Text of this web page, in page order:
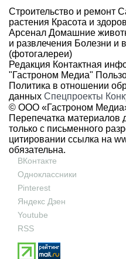
Строительство и ремонт
растения Красота и
Арсенал Домашние
и развлечения Болезни и
(фотогалереи)
Редакция Контактная
"Гастроном Медиа"
Политика в отношении
данных Спецпроекты
© ООО «Гастроном
Перепечатка материалов
только с письменного
цитировании ссылка на
обязательна.
ВКонтакте
Одноклассники
Pinterest
Яндекс Дзен
Youtube
RSS